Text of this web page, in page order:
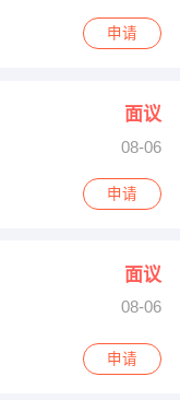
申请
面议
08-06
申请
面议
08-06
申请